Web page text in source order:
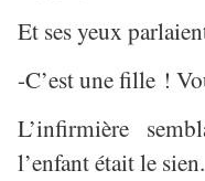
Et ses yeux
-C’est une fille !
L’infirmière
l’enfant était le sien.